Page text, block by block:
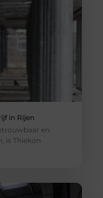
in Rijen
en
is Thiekon